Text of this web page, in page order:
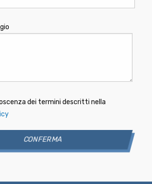
dei termini descritti nella